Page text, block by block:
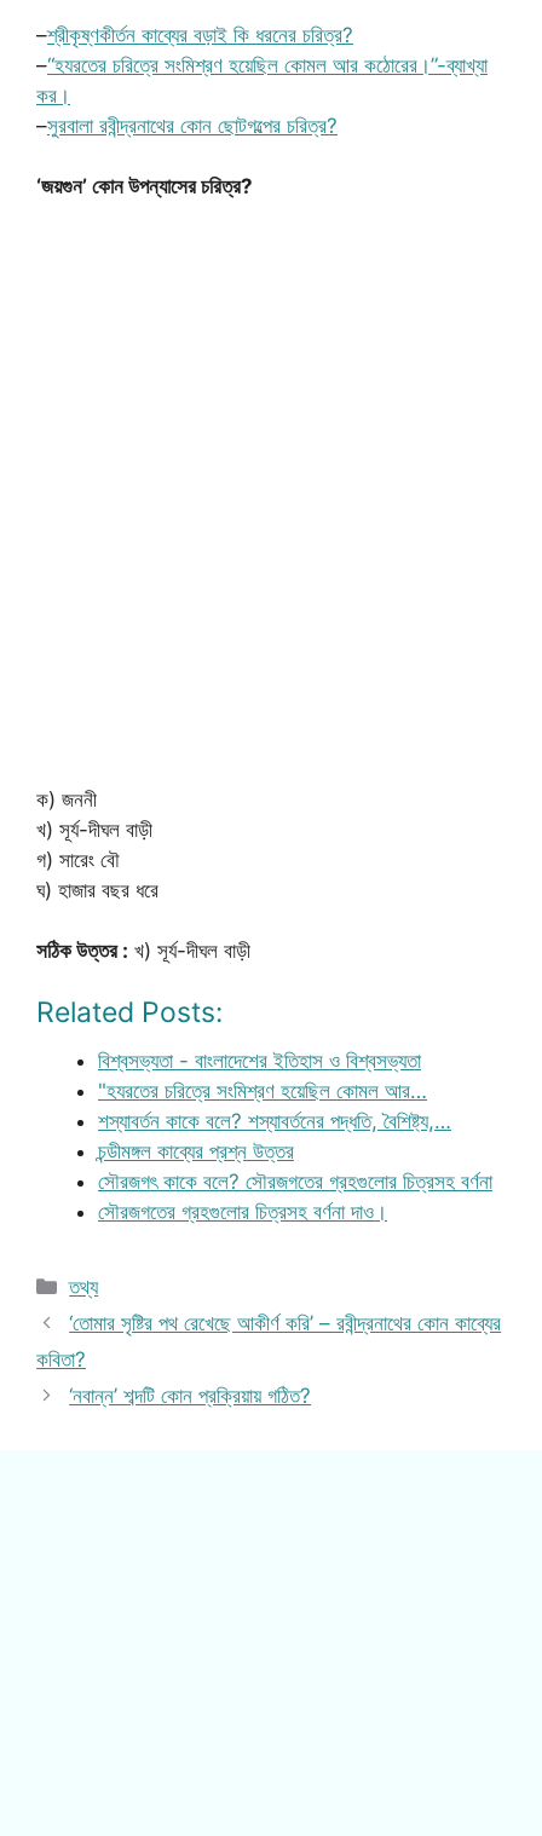
–শ্রীকৃষ্ণকীর্তন কাব্যের বড়াই কি ধরনের চরিত্র?
–“হযরতের চরিত্রে সংমিশ্রণ হয়েছিল কোমল আর কঠোরের।”-ব্যাখ্যা
কর।
–সুরবালা রবীন্দ্রনাথের কোন ছোটগল্পের চরিত্র?
‘জয়গুন’ কোন উপন্যাসের চরিত্র?
ক) জননী
খ) সূর্য-দীঘল বাড়ী
গ) সারেং বৌ
ঘ) হাজার বছর ধরে
সঠিক উত্তর : খ) সূর্য-দীঘল বাড়ী
Related Posts:
বিশ্বসভ্যতা - বাংলাদেশের ইতিহাস ও বিশ্বসভ্যতা
"হযরতের চরিত্রে সংমিশ্রণ হয়েছিল কোমল আর…
শস্যাবর্তন কাকে বলে? শস্যাবর্তনের পদ্ধতি, বৈশিষ্ট্য,…
চন্ডীমঙ্গল কাব্যের প্রশ্ন উত্তর
সৌরজগৎ কাকে বলে? সৌরজগতের গ্রহগুলোর চিত্রসহ বর্ণনা
সৌরজগতের গ্রহগুলোর চিত্রসহ বর্ণনা দাও।
Categories
তথ্য
‘তোমার সৃষ্টির পথ রেখেছে আকীর্ণ করি’ – রবীন্দ্রনাথের কোন কাব্যের
কবিতা?
‘নবান্ন’ শব্দটি কোন প্রক্রিয়ায় গঠিত?